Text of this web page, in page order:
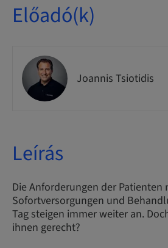
Előadó(k)
Joannis Tsiotidis
Leírás
Die Anforderungen der Patienten
Sofortversorgungen und
Tag steigen immer weiter an.
ihnen gerecht?